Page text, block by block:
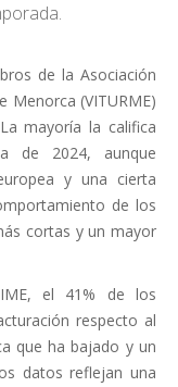
de la Asociación
Menorca (VITURME)
mayoría la califica
de 2024, aunque
y una cierta
de los
cortas y un mayor
el 41% de los
respecto al
que ha bajado y un
datos reflejan una